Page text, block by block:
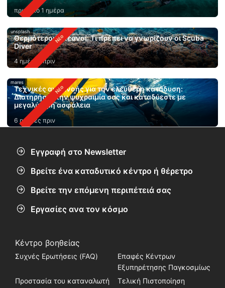
πριν από 1 ημέρα
unsplash
Θερμότεροι ωκεανοί: Τι πρέπει να γνωρίζουν οι Scuba
Diver
4 ημέρες πριν
mares
Τεχνικές αναπνοής για την ελεύθερη κατάδυση:
Διατηρήστε την ψυχραιμία σας και καταδύεστε με
μεγαλύτερη ασφάλεια
6 ημέρες πριν
Εγγραφή στο Newsletter
Βρείτε ένα καταδυτικό κέντρο ή θέρετρο
Βρείτε την επόμενη περιπέτειά σας
Εργασίες ανα τον κόσμο
Κέντρο βοηθείας
Συχνές Ερωτήσεις (FAQ)
Επαφές Κέντρων
Εξυπηρέτησης Παγκοσμίως
Προστασία του καταναλωτή
Τελική Πιστοποίηση